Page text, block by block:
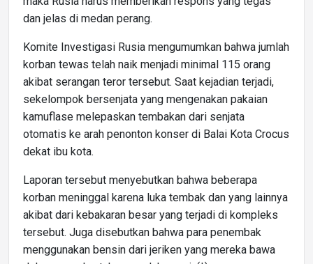
dan jelas di medan perang.
Komite Investigasi Rusia mengumumkan bahwa jumlah
korban tewas telah naik menjadi minimal 115 orang
akibat serangan teror tersebut. Saat kejadian terjadi,
sekelompok bersenjata yang mengenakan pakaian
kamuflase melepaskan tembakan dari senjata
otomatis ke arah penonton konser di Balai Kota Crocus
dekat ibu kota.
Laporan tersebut menyebutkan bahwa beberapa
korban meninggal karena luka tembak dan yang lainnya
akibat dari kebakaran besar yang terjadi di kompleks
tersebut. Juga disebutkan bahwa para penembak
menggunakan bensin dari jeriken yang mereka bawa